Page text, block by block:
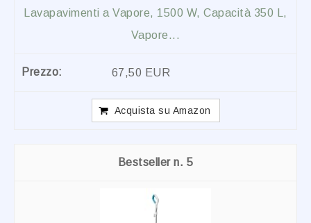
Lavapavimenti a Vapore, 1500 W, Capacità 350 L,
Vapore...
67,50 EUR
Acquista su Amazon
5